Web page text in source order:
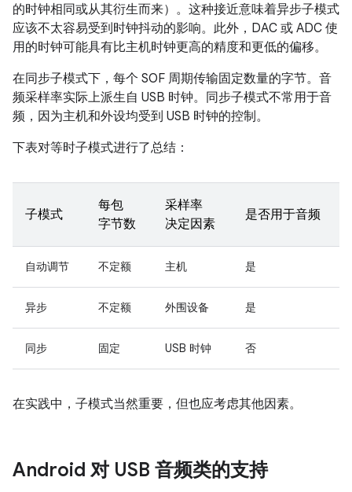
的时钟相同或从其衍生而来）。这种接近意味着异步子模式
应该不太容易受到时钟抖动的影响。此外，DAC 或 ADC 使
用的时钟可能具有比主机时钟更高的精度和更低的偏移。
在同步子模式下，每个 SOF 周期传输固定数量的字节。音
频采样率实际上派生自 USB 时钟。同步子模式不常用于音
频，因为主机和外设均受到 USB 时钟的控制。
下表对等时子模式进行了总结：
子模式
每包
字节数
采样率
决定因素
是否用于音频
自动调节 不定额 主机 是
异步 不定额 外围设备 是
同步 固定 USB 时钟 否
在实践中，子模式当然重要，但也应考虑其他因素。
Android 对 USB 音频类的支持